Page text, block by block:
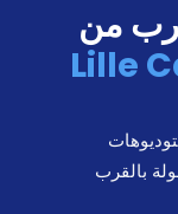
من
Lille
بالقرب